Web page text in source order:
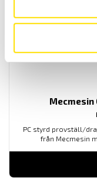
PC styrd provställ/
från Mecmesin